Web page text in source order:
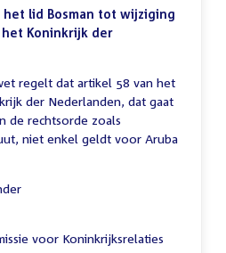
lid Bosman tot wijziging
Koninkrijk der
regelt dat artikel 58 van het
der Nederlanden, dat gaat
de rechtsorde zoals
niet enkel geldt voor Aruba
voor Koninkrijksrelaties